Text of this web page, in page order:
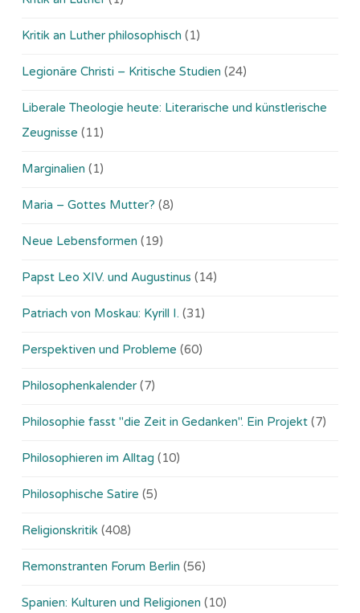
Kritik an Luther philosophisch (1)
Legionäre Christi – Kritische Studien (24)
Liberale Theologie heute: Literarische und künstlerische
Zeugnisse (11)
Marginalien (1)
Maria – Gottes Mutter? (8)
Neue Lebensformen (19)
Papst Leo XIV. und Augustinus (14)
Patriach von Moskau: Kyrill I. (31)
Perspektiven und Probleme (60)
Philosophenkalender (7)
Philosophie fasst "die Zeit in Gedanken". Ein Projekt (7)
Philosophieren im Alltag (10)
Philosophische Satire (5)
Religionskritik (408)
Remonstranten Forum Berlin (56)
Spanien: Kulturen und Religionen (10)